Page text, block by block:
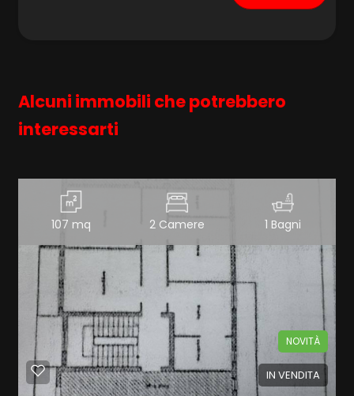
Alcuni immobili che potrebbero
interessarti
107 mq 2 Camere 1 Bagni
IN VENDITA
NOVITÀ